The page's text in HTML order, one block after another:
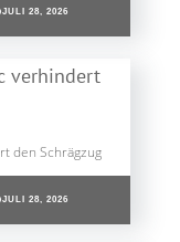
JULI 28, 2026
den Schrägzug
JULI 28, 2026